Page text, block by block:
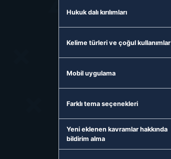
Hukuk dalı kırılımları
Kelime türleri ve çoğul kullanımlar
Mobil uygulama
Farklı tema seçenekleri
Yeni eklenen kavramlar hakkında
bildirim alma